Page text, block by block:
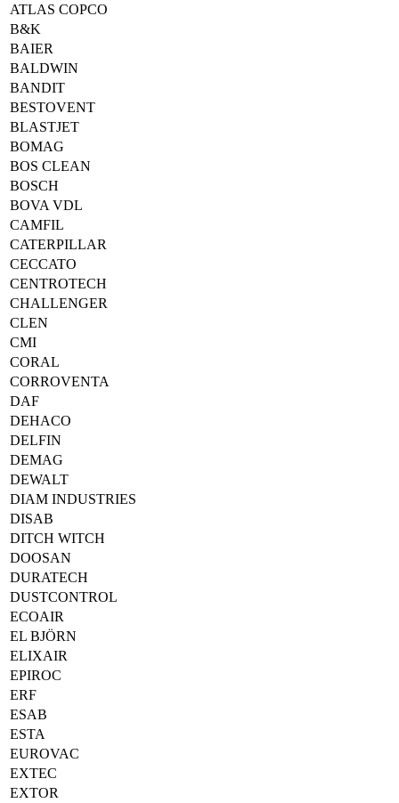
ATLAS COPCO
B&K
BAIER
BALDWIN
BANDIT
BESTOVENT
BLASTJET
BOMAG
BOS CLEAN
BOSCH
BOVA VDL
CAMFIL
CATERPILLAR
CECCATO
CENTROTECH
CHALLENGER
CLEN
CMI
CORAL
CORROVENTA
DAF
DEHACO
DELFIN
DEMAG
DEWALT
DIAM INDUSTRIES
DISAB
DITCH WITCH
DOOSAN
DURATECH
DUSTCONTROL
ECOAIR
EL BJÖRN
ELIXAIR
EPIROC
ERF
ESAB
ESTA
EUROVAC
EXTEC
EXTOR